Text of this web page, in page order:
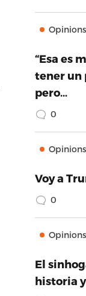
Opinions
“Esa es
tener un
pero…
0
Opinions
Voy a
0
Opinions
El
historia